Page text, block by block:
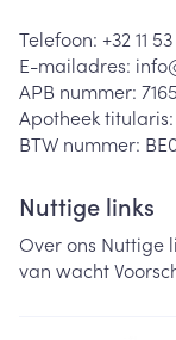
Telefoon: +32 11
E-mailadres:
APB nummer:
Apotheek titularis:
BTW nummer:
Nuttige links
Over ons Nuttige
van wacht